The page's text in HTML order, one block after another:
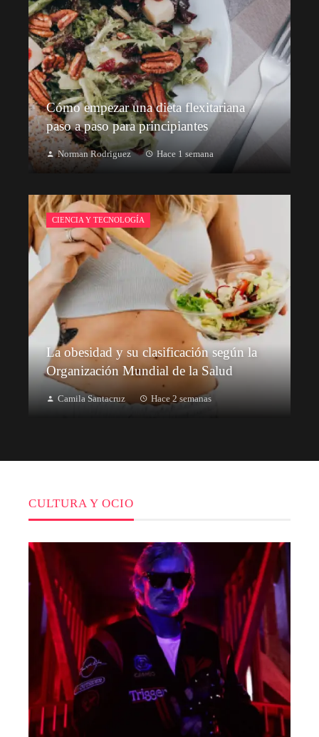
Cómo empezar una dieta flexitariana
paso a paso para principiantes
Norman Rodriguez Hace 1 semana
CIENCIA Y TECNOLOGÍA
La obesidad y su clasificación según la
Organización Mundial de la Salud
Camila Santacruz Hace 2 semanas
CULTURA Y OCIO